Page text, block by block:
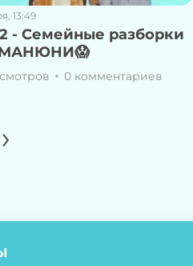
13:49
- Семейные разборки
МАНЮНИ😱
0 комментариев